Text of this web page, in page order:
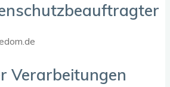
Verarbeitungen